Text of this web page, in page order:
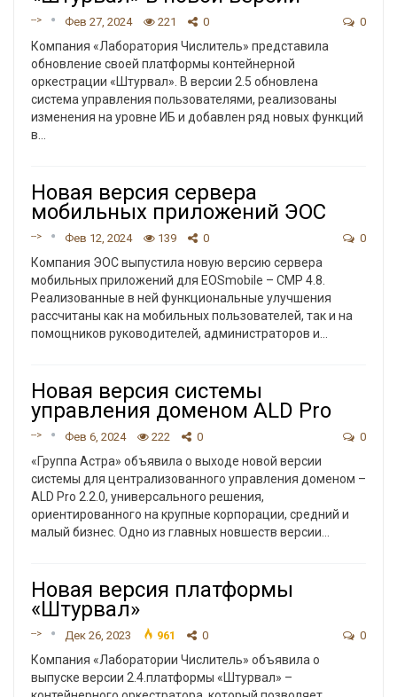
--> Фев 27, 2024 221 0 0
Компания «Лаборатория Числитель» представила
обновление своей платформы контейнерной
оркестрации «Штурвал». В версии 2.5 обновлена
система управления пользователями, реализованы
изменения на уровне ИБ и добавлен ряд новых функций
в
Новая версия сервера
мобильных приложений ЭОС
--> Фев 12, 2024 139 0 0
Компания ЭОС выпустила новую версию сервера
мобильных приложений для EOSmobile – СМР 4.8.
Реализованные в ней функциональные улучшения
рассчитаны как на мобильных пользователей, так и на
помощников руководителей, администраторов и
Новая версия системы
управления доменом ALD Pro
--> Фев 6, 2024 222 0 0
«Группа Астра» объявила о выходе новой версии
системы для централизованного управления доменом –
ALD Pro 2.2.0, универсального решения,
ориентированного на крупные корпорации, средний и
малый бизнес. Одно из главных новшеств версии
Новая версия платформы
«Штурвал»
--> Дек 26, 2023 961 0 0
Компания «Лаборатории Числитель» объявила о
выпуске версии 2.4.платформы «Штурвал» –